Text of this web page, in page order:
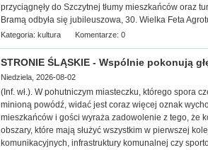
przyciągnęły do Szczytnej tłumy mieszkańców oraz
Bramą odbyła się jubileuszowa, 30. Wielka Feta
Kategoria: kultura Komentarze: 0
STRONIE ŚLĄSKIE - Wspólnie pokonują
Niedziela, 2026-08-02
(Inf. wł.). W pohutniczym miasteczku, którego spora
minioną powódź, widać jest coraz więcej oznak
mieszkańców i gości wyraża zadowolenie z tego, że
obszary, które mają służyć wszystkim w pierwszej
komunikacyjnych, infrastruktury komunalnej czy